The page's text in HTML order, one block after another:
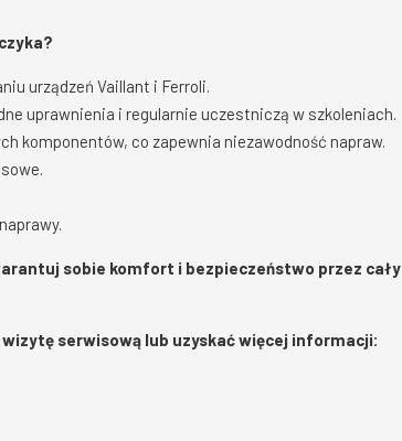
urządzeń Vaillant i Ferroli.
uprawnienia i regularnie uczestniczą w szkoleniach.
komponentów, co zapewnia niezawodność napraw.
sobie komfort i bezpieczeństwo przez cały
serwisową lub uzyskać więcej informacji: